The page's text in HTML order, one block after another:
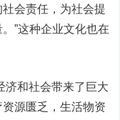
会责任，为社会提
”这种企业文化也在
济和社会带来了巨大
源匮乏，生活物资